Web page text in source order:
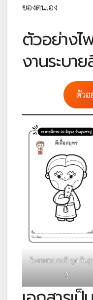
ของตนเอง
ตัวอย่างไ
งานระบา
ตัวอ
ใบงานระบายสี ชุด วันสุ
ภู่